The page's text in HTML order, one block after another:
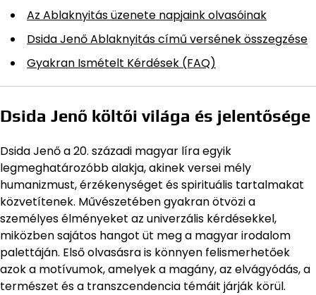
Az Ablaknyitás üzenete napjaink olvasóinak
Dsida Jenő Ablaknyitás című versének összegzése
Gyakran Ismételt Kérdések (FAQ)
Dsida Jenő költői világa és jelentősége
Dsida Jenő a 20. századi magyar líra egyik
legmeghatározóbb alakja, akinek versei mély
humanizmust, érzékenységet és spirituális tartalmakat
közvetítenek. Művészetében gyakran ötvözi a
személyes élményeket az univerzális kérdésekkel,
miközben sajátos hangot üt meg a magyar irodalom
palettáján. Első olvasásra is könnyen felismerhetőek
azok a motívumok, amelyek a magány, az elvágyódás, a
természet és a transzcendencia témáit járják körül.